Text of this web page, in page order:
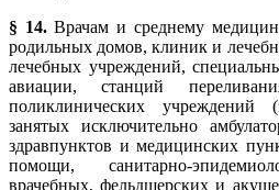
§ 14.Врачам и среднему
родильных домов, клиник и
лечебных учреждений,
авиации, станций
поликлинических учреждений
занятых исключительно
здравпунктов и медицинских
помощи, санитарно-
врачебных, фельдшерских и